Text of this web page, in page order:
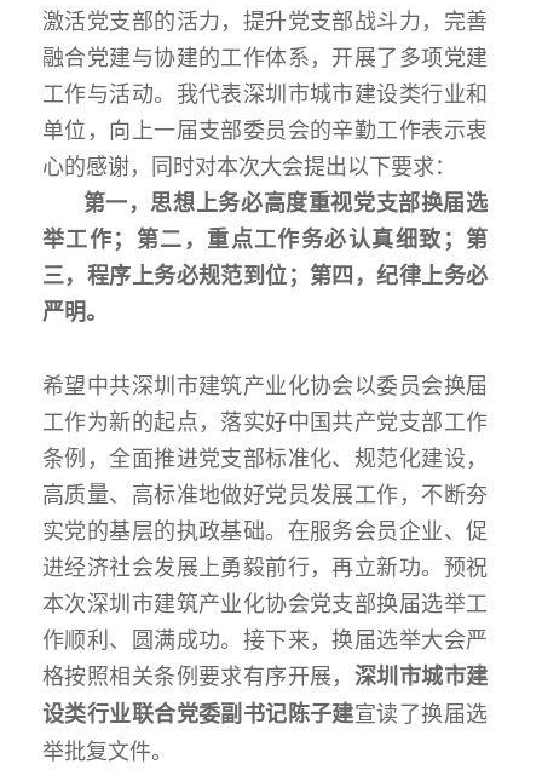
激活党支部的活力，提升党支部战斗力，完善
融合党建与协建的工作体系，开展了多项党建
工作与活动。我代表深圳市城市建设类行业和
单位，向上一届支部委员会的辛勤工作表示衷
心的感谢，同时对本次大会提出以下要求：
第一，思想上务必高度重视党支部换届选
举工作；第二，重点工作务必认真细致；第
三，程序上务必规范到位；第四，纪律上务必
严明。
希望中共深圳市建筑产业化协会以委员会换届
工作为新的起点，落实好中国共产党支部工作
条例，全面推进党支部标准化、规范化建设，
高质量、高标准地做好党员发展工作，不断夯
实党的基层的执政基础。在服务会员企业、促
进经济社会发展上勇毅前行，再立新功。预祝
本次深圳市建筑产业化协会党支部换届选举工
作顺利、圆满成功。接下来，换届选举大会严
格按照相关条例要求有序开展， 深圳市城市建
设类行业联合党委副书记陈子建宣读了换届选
举批复文件。